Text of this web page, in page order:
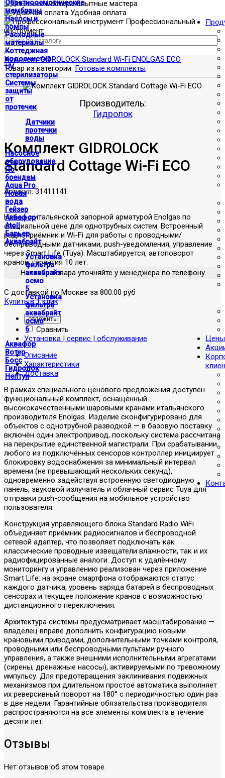
Обратноосмотические
мембраны
Насосы и
помпы
Расходные
материалы
Коттеджная
водоочистка
UV
стерилизаторы
Системы
защиты
от
протечек
Датчики
протечки
воды
Насосное
оборудование
По
брендам
Aqua Pro
Новая
вода
Гейзер
Аквафор
Atoll
Барьер
Аквабрайт
Установка
фильтра
аквабрайт
осмо
5
Установка
фильтра
аквабрайт
осмо
6
Аквафор
Вотер
Босс
Гидролок
Нептун
Цены
Опытные мастера
Удобная оплата
Профессиональный
инструмент
Комплект GIDROLOCK Standard Wi-Fi ENOLGAS ECO
Товар из категории: Готовые комплекты
Производитель:
Гидролок
Комплект GIDROLOCK
Standard Cottage Wi-Fi ECO
Артикул:31411141
Набор с итальянской запорной арматурой Enolgas по
специальной цене для однотрубных систем. Встроенный
радиоприёмник и Wi-Fi для работы с проводными/
беспроводными датчиками, push-уведомления, управление
через Smart Life (Tuya). Масштабируется, автоповорот
кранов, гарантия 10 лет.
Наличие товара уточняйте у менеджера по телефону
С доставкой по Москве за 800.00 руб
Купить в 1 клик
отложить
Сравнить
Установка | сервис | обслуживание
Описание
Характеристики
Доставка
В рамках специального ценового предложения доступен
функциональный комплект, оснащённый
высококачественными шаровыми кранами итальянского
производителя Enolgas. Изделие сконфигурировано для
объектов с однотрубной разводкой — в базовую поставку
включён один электропривод, поскольку система рассчитана
на перекрытие единственной магистрали. При срабатывании
любого из подключённых сенсоров контроллер инициирует
блокировку водоснабжения за минимальный интервал
времени (не превышающий нескольких секунд),
одновременно задействуя встроенную светодиодную
панель, звуковой излучатель и облачный сервис Tuya для
отправки push-сообщения на мобильное устройство
пользователя.
Конструкция управляющего блока Standard Radio WiFi
объединяет приёмник радиосигналов и беспроводной
сетевой адаптер, что позволяет подключать как
классические проводные извещатели влажности, так и их
радиофицированные аналоги. Доступ к удалённому
мониторингу и управлению реализован через приложение
Smart Life: на экране смартфона отображаются статус
каждого датчика, уровень заряда батарей в беспроводных
сенсорах и текущее положение кранов с возможностью
дистанционного переключения.
Архитектура системы предусматривает масштабирование —
владелец вправе дополнить конфигурацию новыми
крановыми приводами, дополнительными точками контроля,
проводными или беспроводными пультами ручного
управления, а также внешними исполнительными агрегатами
(сирены, дренажные насосы), активируемыми по тревожному
импульсу. Для предотвращения заклинивания подвижных
механизмов при длительном простое автоматика выполняет
их реверсивный поворот на 180° с периодичностью один раз
в две недели. Гарантийные обязательства производителя
распространяются на все элементы комплекта в течение
десяти лет.
Отзывы
Нет отзывов об этом товаре.